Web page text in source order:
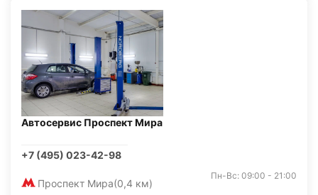
Автосервис Проспект Мира
+7 (495) 023-42-98
Проспект Мира(0,4 км)
Пн-Вс: 09:00 - 21:00